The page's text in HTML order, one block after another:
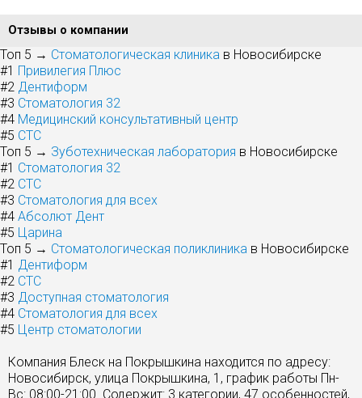
Отзывы о компании
Топ 5 → Стоматологическая клиника в Новосибирске
#1 Привилегия Плюс
#2 Дентиформ
#3 Стоматология 32
#4 Медицинский консультативный центр
#5 СТС
Топ 5 → Зуботехническая лаборатория в Новосибирске
#1 Стоматология 32
#2 СТС
#3 Стоматология для всех
#4 Абсолют Дент
#5 Царина
Топ 5 → Стоматологическая поликлиника в Новосибирске
#1 Дентиформ
#2 СТС
#3 Доступная стоматология
#4 Стоматология для всех
#5 Центр стоматологии
Компания Блеск на Покрышкина находится по адресу:
Новосибирск, улица Покрышкина, 1, график работы Пн-
Вс: 08:00-21:00. Содержит: 3 категории, 47 особенностей,